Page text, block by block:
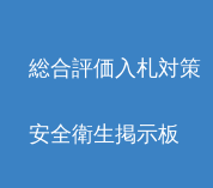
総合評価入札対策
安全衛生掲示板